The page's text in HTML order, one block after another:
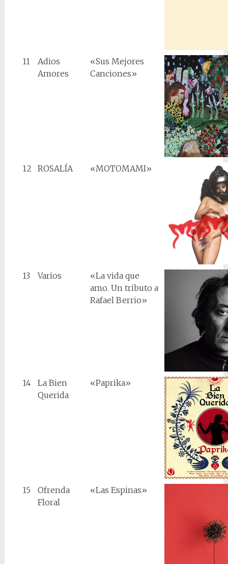
11
Adios
Amores
«Sus Mejores
Canciones»
12 ROSALÍA «MOTOMAMI»
13 Varios
«La vida que
amo. Un tributo a
Rafael Berrio»
14
La Bien
Querida
«Paprika»
15
Ofrenda
Floral
«Las Espinas»